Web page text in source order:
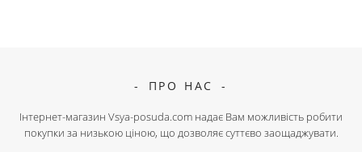
ПРО НАС
Інтернет-магазин Vsya-posuda.com надає Вам можливість робити
покупки за низькою ціною, що дозволяє суттєво заощаджувати.